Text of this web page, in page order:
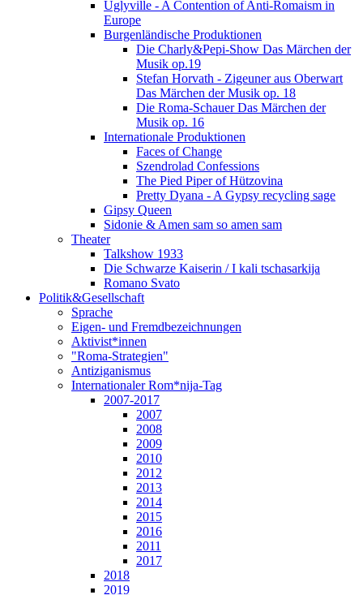
Uglyville - A Contention of Anti-Romaism in
Europe
Burgenländische Produktionen
Die Charly&Pepi-Show Das Märchen der
Musik op.19
Stefan Horvath - Zigeuner aus Oberwart
Das Märchen der Musik op. 18
Die Roma-Schauer Das Märchen der
Musik op. 16
Internationale Produktionen
Faces of Change
Szendrolad Confessions
The Pied Piper of Hützovina
Pretty Dyana - A Gypsy recycling sage
Gipsy Queen
Sidonie & Amen sam so amen sam
Theater
Talkshow 1933
Die Schwarze Kaiserin / I kali tschasarkija
Romano Svato
Politik&Gesellschaft
Sprache
Eigen- und Fremdbezeichnungen
Aktivist*innen
"Roma-Strategien"
Antiziganismus
Internationaler Rom*nija-Tag
2007-2017
2007
2008
2009
2010
2012
2013
2014
2015
2016
2011
2017
2018
2019